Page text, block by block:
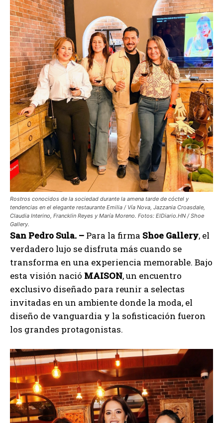
Rostros conocidos de la sociedad durante la amena tarde de cóctel y
tendencias en el elegante restaurante Emilia / Vía Nova, Jazzania Croasdale,
Claudia Interino, Francklin Reyes y María Moreno. Fotos: ElDiario.HN / Shoe
Gallery.
San Pedro Sula. – Para la firma Shoe Gallery, el
verdadero lujo se disfruta más cuando se
transforma en una experiencia memorable. Bajo
esta visión nació MAISON, un encuentro
exclusivo diseñado para reunir a selectas
invitadas en un ambiente donde la moda, el
diseño de vanguardia y la sofisticación fueron
los grandes protagonistas.